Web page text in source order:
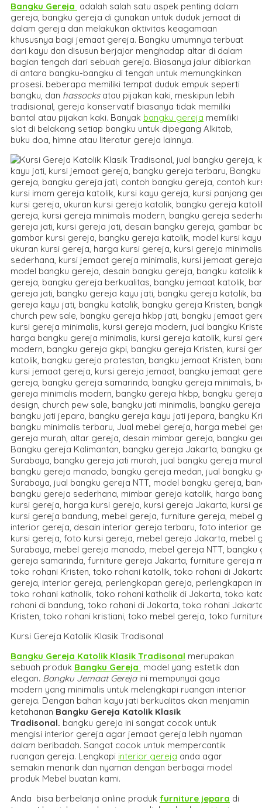
Bangku Gereja adalah salah satu aspek penting dalam
gereja, bangku gereja di gunakan untuk duduk jemaat di
dalam gereja dan melakukan aktivitas keagamaan
khususnya bagi jemaat gereja. Bangku umumnya terbuat
dari kayu dan disusun berjajar menghadap altar di dalam
bagian tengah dari sebuah gereja. Biasanya jalur dibiarkan
di antara bangku-bangku di tengah untuk memungkinkan
prosesi. beberapa memiliki tempat duduk empuk seperti
bangku, dan hassocksatau pijakan kaki, meskipun lebih
tradisional, gereja konservatif biasanya tidak memiliki
bantal atau pijakan kaki. Banyak bangku gereja memiliki
slot di belakang setiap bangku untuk dipegang Alkitab,
buku doa, himne atau literatur gereja lainnya.
Kursi Gereja Katolik Klasik Tradisonal
Bangku Gereja Katolik Klasik Tradisonal merupakan
sebuah produk Bangku Gereja model yang estetik dan
elegan. Bangku Jemaat Gerejaini mempunyai gaya
modern yang minimalis untuk melengkapi ruangan interior
gereja. Dengan bahan kayu jati berkualitas akan menjamin
ketahanan Bangku Gereja Katolik Klasik
Tradisonal. bangku gereja ini sangat cocok untuk
mengisi interior gereja agar jemaat gereja lebih nyaman
dalam beribadah. Sangat cocok untuk mempercantik
ruangan gereja. Lengkapi interior gereja anda agar
semakin menarik dan nyaman dengan berbagai model
produk Mebel buatan kami.
Anda bisa berbelanja online produk furniture jepara di